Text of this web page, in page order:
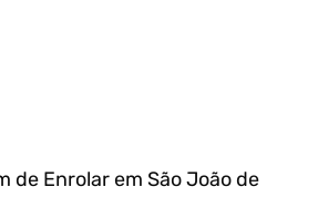
de Enrolar em São João de